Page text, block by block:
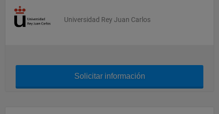
Universidad Rey Juan Carlos
Solicitar información